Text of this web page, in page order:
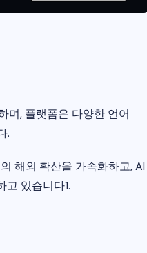
며, 플랫폼은 다양한 언어
.
해외 확산을 가속화하고, AI
고 있습니다1.